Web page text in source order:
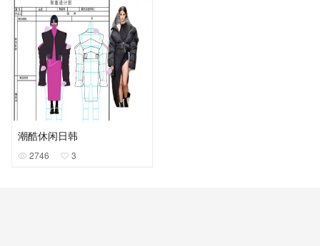
潮酷休闲日韩
2746 3